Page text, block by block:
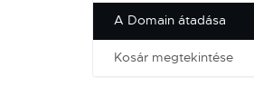
A Domain átadása
Kosár megtekintése